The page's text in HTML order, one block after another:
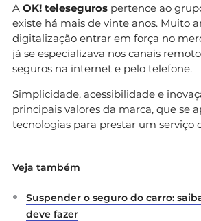
A OK! teleseguros pertence ao
existe há mais de vinte anos. Muito
digitalização entrar em força no
já se especializava nos canais
seguros na internet e pelo telefone.
Simplicidade, acessibilidade e
principais valores da marca, que se
tecnologias para prestar um serviço
Veja também
Suspender o seguro do carro:
deve fazer